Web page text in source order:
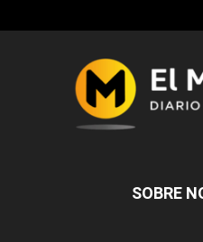
SOBRE